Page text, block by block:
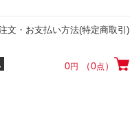
文・お支払い方法(特定商取引)
0円 （0点 ）